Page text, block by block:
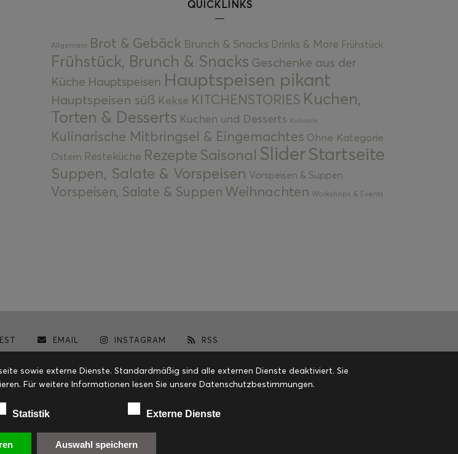
QUICKLINKS
Allgemein Brot & Gebäck Brunch & Snacks Drinks & More Frühstück
Frühstück, Brunch & Snacks Geschenke aus der
Küche Hauptspeisen Hauptspeisen pikant
Hauptspeisen süß Kekse KITCHENSTORIES Kuchen,
Torten & Desserts Kuchen und Desserts Kulinarik
Kulinarische Mitbringsel & Eingemachtes Ohne Kategorie
Ostern Resteküche Rezepte Saisonal SliderStartseite
Suppen, Salate & Vorspeisen Vorspeisen & Suppen
Vorspeisen, Salate & Suppen Weihnachten Workshops & Events
EMAIL INSTAGRAM RSS
sowie externe Dienste. Standardmäßig sind alle externen Dienste deaktiviert. Sie
Für weitere Informationen lesen Sie unsere Datenschutzbestimmungen.
Statistik Externe Dienste
Auswahl speichern